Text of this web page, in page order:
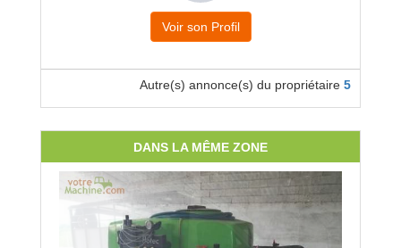
Voir son Profil
Autre(s) annonce(s) du propriétaire 5
DANS LA MÊME ZONE